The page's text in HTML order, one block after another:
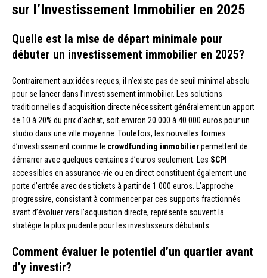
sur l’Investissement Immobilier en 2025
Quelle est la mise de départ minimale pour
débuter un investissement immobilier en 2025?
Contrairement aux idées reçues, il n’existe pas de seuil minimal absolu
pour se lancer dans l’investissement immobilier. Les solutions
traditionnelles d’acquisition directe nécessitent généralement un apport
de 10 à 20% du prix d’achat, soit environ 20 000 à 40 000 euros pour un
studio dans une ville moyenne. Toutefois, les nouvelles formes
d’investissement comme le crowdfunding immobilierpermettent de
démarrer avec quelques centaines d’euros seulement. Les SCPI
accessibles en assurance-vie ou en direct constituent également une
porte d’entrée avec des tickets à partir de 1 000 euros. L’approche
progressive, consistant à commencer par ces supports fractionnés
avant d’évoluer vers l’acquisition directe, représente souvent la
stratégie la plus prudente pour les investisseurs débutants.
Comment évaluer le potentiel d’un quartier avant
d’y investir?